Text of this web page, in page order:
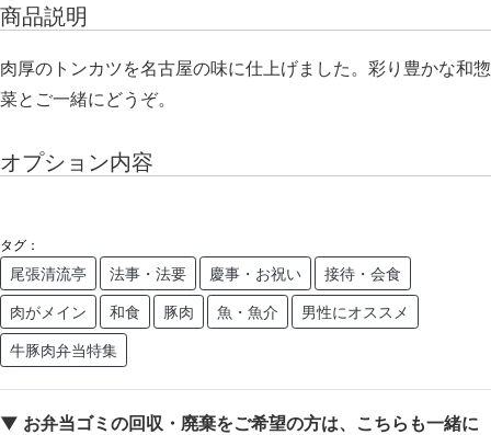
商品説明
肉厚のトンカツを名古屋の味に仕上げました。彩り豊かな和惣
菜とご一緒にどうぞ。
オプション内容
タグ：
尾張清流亭 法事・法要 慶事・お祝い 接待・会食
肉がメイン 和食 豚肉 魚・魚介 男性にオススメ
牛豚肉弁当特集
▼ お弁当ゴミの回収・廃棄をご希望の方は、こちらも一緒に